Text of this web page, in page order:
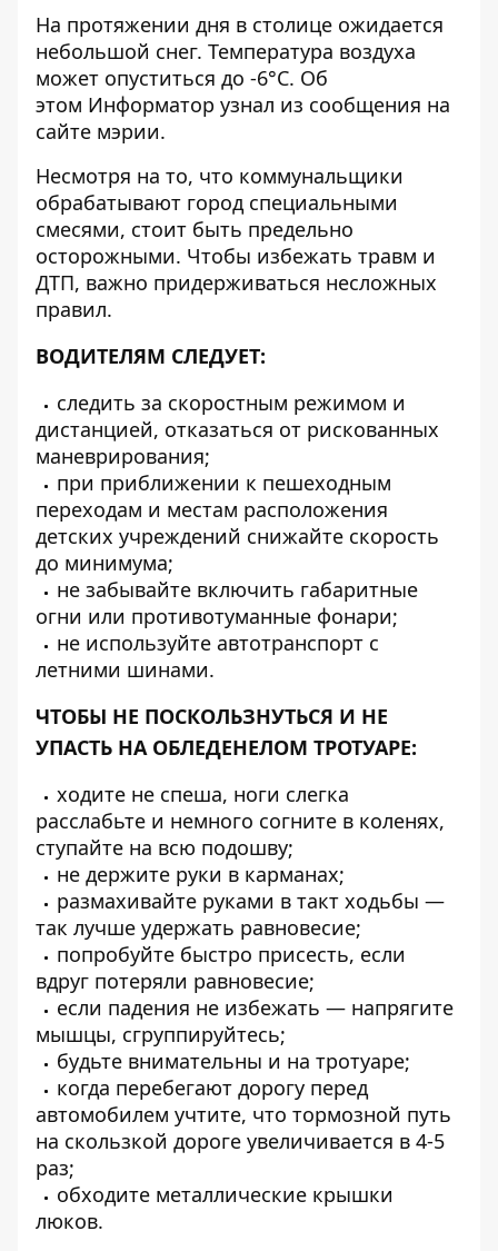
На протяжении дня в столице ожидается
небольшой снег. Температура воздуха
может опуститься до -6°C. Об
этом Информатор узнал из сообщения на
сайте мэрии.
Несмотря на то, что коммунальщики
обрабатывают город специальными
смесями, стоит быть предельно
осторожными. Чтобы избежать травм и
ДТП, важно придерживаться несложных
правил.
ВОДИТЕЛЯМ СЛЕДУЕТ:
следить за скоростным режимом и
дистанцией, отказаться от рискованных
маневрирования;
при приближении к пешеходным
переходам и местам расположения
детских учреждений снижайте скорость
до минимума;
не забывайте включить габаритные
огни или противотуманные фонари;
не используйте автотранспорт с
летними шинами.
ЧТОБЫ НЕ ПОСКОЛЬЗНУТЬСЯ И НЕ
УПАСТЬ НА ОБЛЕДЕНЕЛОМ ТРОТУАРЕ:
ходите не спеша, ноги слегка
расслабьте и немного согните в коленях,
ступайте на всю подошву;
не держите руки в карманах;
размахивайте руками в такт ходьбы —
так лучше удержать равновесие;
попробуйте быстро присесть, если
вдруг потеряли равновесие;
если падения не избежать — напрягите
мышцы, сгруппируйтесь;
будьте внимательны и на тротуаре;
когда перебегают дорогу перед
автомобилем учтите, что тормозной путь
на скользкой дороге увеличивается в 4-5
раз;
обходите металлические крышки
люков.